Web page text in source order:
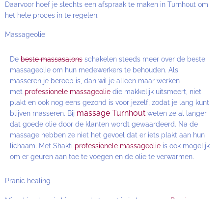
Daarvoor hoef je slechts een afspraak te maken in Turnhout om
het hele proces in te regelen.
Massageolie
De beste massasalons schakelen steeds meer over de beste
massageolie om hun medewerkers te behouden. Als
masseren je beroep is, dan wil je alleen maar werken
met professionele massageolie die makkelijk uitsmeert, niet
plakt en ook nog eens gezond is voor jezelf, zodat je lang kunt
blijven masseren. Bij massage Turnhout weten ze al langer
dat goede olie door de klanten wordt gewaardeerd. Na de
massage hebben ze niet het gevoel dat er iets plakt aan hun
lichaam. Met Shakti professionele massageolie is ook mogelijk
om er geuren aan toe te voegen en de olie te verwarmen.
Pranic healing